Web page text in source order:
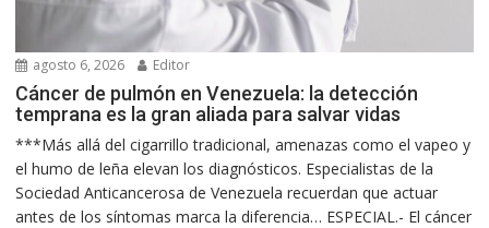
agosto 6, 2026 Editor
Cáncer de pulmón en Venezuela: la detección
temprana es la gran aliada para salvar vidas
***Más allá del cigarrillo tradicional, amenazas como el vapeo y
el humo de leña elevan los diagnósticos. Especialistas de la
Sociedad Anticancerosa de Venezuela recuerdan que actuar
antes de los síntomas marca la diferencia… ESPECIAL.- El cáncer